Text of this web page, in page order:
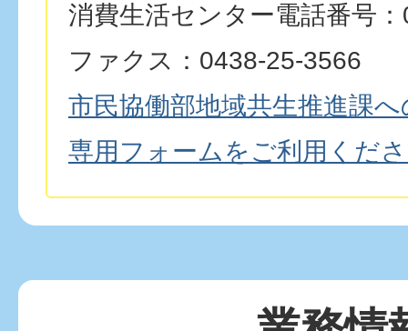
消費生活センター電話番号
ファクス：0438-25-3566
市民協働部地域共生推進課
専用フォームをご利用くだ